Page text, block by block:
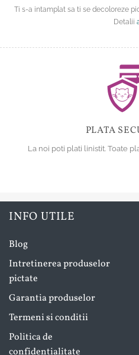
Ti s-a intamplat sa ti se decoloreze
Detalii
PLATA
La noi poti plati linistit. Toate
INFO UTILE
Blog
Intretinerea produselor
pictate
Garantia produselor
Termeni si conditii
Politica de
confidentialitate